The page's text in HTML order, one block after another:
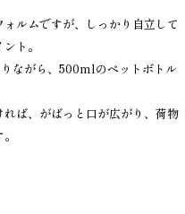
ルムですが、しっかり自立して
ト。
ながら、500mlのペットボトル
れば、がばっと口が広がり、荷物